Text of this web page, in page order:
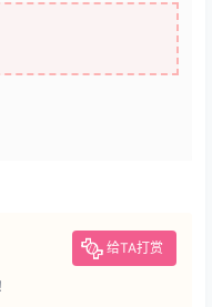
给TA打赏